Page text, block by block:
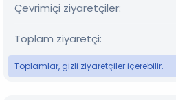
Çevrimiçi ziyaretçiler
Toplam ziyaretçi
Toplamlar, gizli ziyaretçiler içerebilir.